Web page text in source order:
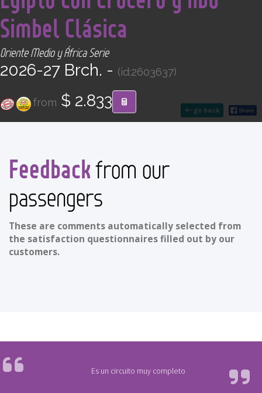
CONTACT
go back
Simbel Clásica
Oriente Medio y África Serie
2026-27 Brch. - (id:2603637)
from $ 2.833
Feedbackfrom our
passengers
These are comments automatically selected from
the satisfaction questionnaires filled out by our
customers.
Es un circuito muy completo